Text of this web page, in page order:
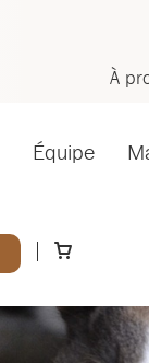
À
Équipe